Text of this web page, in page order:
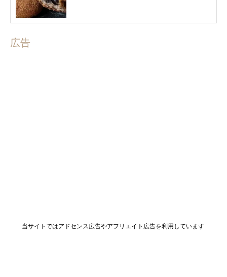
広告
当サイトではアドセンス広告やアフリエイト広告を利用しています